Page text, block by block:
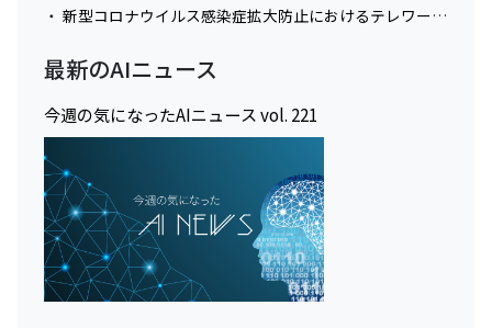
新型コロナウイルス感染症拡大防止におけるテレワーク実施に関してのお知らせ
最新のAIニュース
今週の気になったAIニュース vol. 221